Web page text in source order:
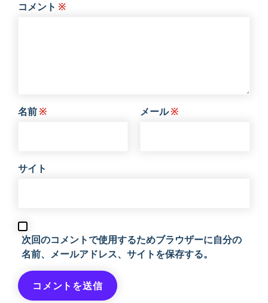
コメント ※
名前 ※ メール※
サイト
次回のコメントで使用するためブラウザーに自分の
名前、メールアドレス、サイトを保存する。